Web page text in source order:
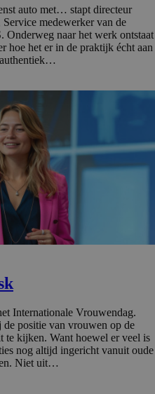
auto met… stapt directeur
medewerker van de
naar het werk ontstaat
hoe het er in de praktijk écht aan
authentiek…
Internationale Vrouwendag.
de positie van vrouwen op de
kijken. Want hoewel er veel is
nog altijd ingericht vanuit oude
Niet uit…